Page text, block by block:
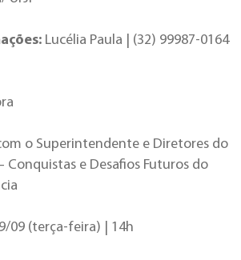
Lucélia Paula | (32) 99987-0164
o Superintendente e Diretores do
– Conquistas e Desafios Futuros do
09 (terça-feira) | 14h